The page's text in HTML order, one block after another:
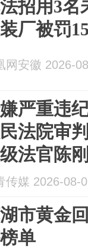
招用3名
厂被罚
网安徽 2026-
严重违
法院审
法官陈
传媒 2026-08-
市黄金
单